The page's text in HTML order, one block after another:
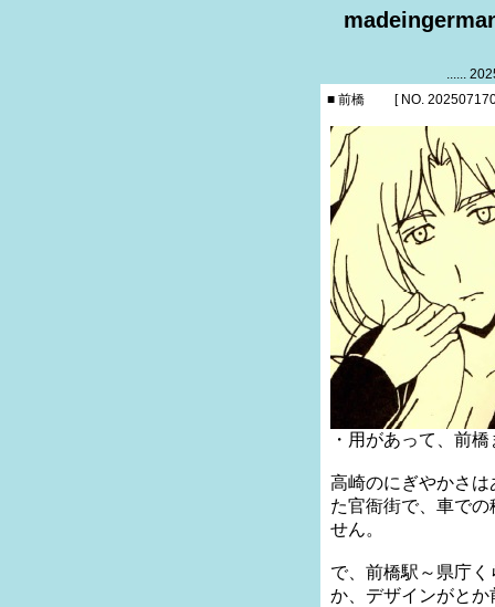
......
■ 前橋
[ NO.
・用があって、前
高崎のにぎやかさ
た官衙街で、車で
せん。
で、前橋駅～県庁
か、デザインがと